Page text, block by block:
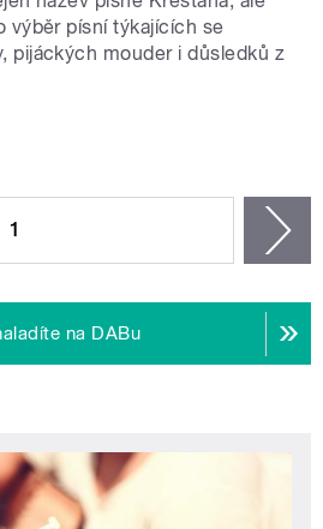
výběr písní týkajících se
pijáckých mouder i důsledků z
1
na DABu